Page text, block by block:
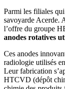
Parmi les filiales
savoyarde Acerde.
l’offre du groupe
anodes rotatives
Ces anodes
radiologie utilisés
Leur fabrication
HTCVD (dépôt